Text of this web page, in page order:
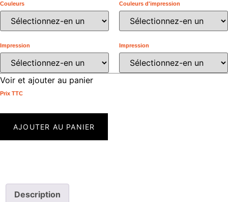
Couleurs Couleurs d'impression
Impression Impression
Voir et ajouter au panier
Prix ​​TTC
AJOUTER AU PANIER
Description